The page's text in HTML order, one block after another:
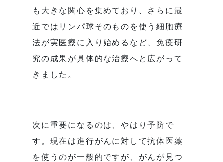
も大きな関心を集めており、さらに最
近ではリンパ球そのものを使う細胞療
法が実医療に入り始めるなど、免疫研
究の成果が具体的な治療へと広がって
きました。
次に重要になるのは、やはり予防で
す。現在は進行がんに対して抗体医薬
を使うのが一般的ですが、がんが見つ